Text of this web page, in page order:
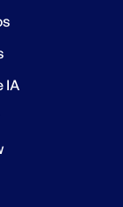
IA